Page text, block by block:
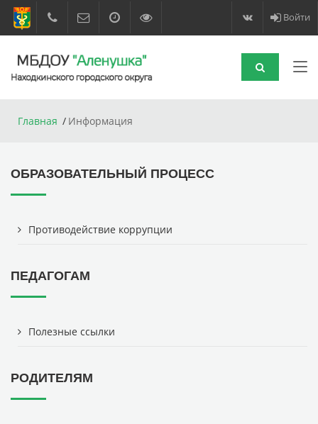
Войти
Главная Информация
ОБРАЗОВАТЕЛЬНЫЙ ПРОЦЕСС
Противодействие коррупции
ПЕДАГОГАМ
Полезные ссылки
РОДИТЕЛЯМ